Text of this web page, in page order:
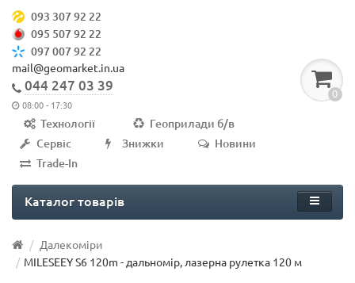
093 307 92 22
095 507 92 22
097 007 92 22
mail@geomarket.in.ua
044 247 03 39
08:00 - 17:30
0
Технології
Геоприлади б/в
Сервіс
Знижки
Новини
Trade-In
Каталог товарів
Далекоміри
MILESEEY S6 120m - дальномір, лазерна рулетка 120 м